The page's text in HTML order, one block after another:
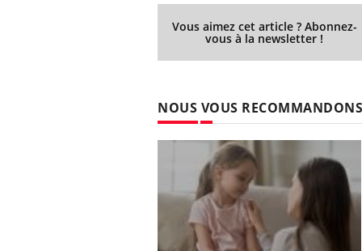
Vous aimez cet article ? Abonnez-
vous à la newsletter !
NOUS VOUS RECOMMANDONS
Il y a des sujets qui sont faciles à aborder...
d'autres non ! D'un côté, poser des
questions sur la maladie d'un proche c'est
...